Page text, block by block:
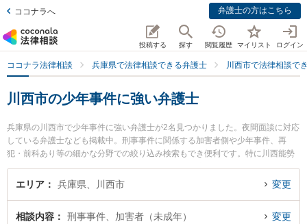
ココナラへ 弁護士の方はこちら
投稿する 探す 閲覧履歴 マイリスト ログイン
ココナラ法律相談 兵庫県で法律相談できる弁護士 川西市で法律相談で
川西市の少年事件に強い弁護士
兵庫県の川西市で少年事件に強い弁護士が2名見つかりました。夜間面談に対応
している弁護士なども掲載中。刑事事件に関係する加害者側や少年事件、再
犯・前科あり等の細かな分野での絞り込み検索もでき便利です。特に川西能勢
法律事務所の三木田 直哉弁護士や弁護士法人村上・新村法律事務所 川西池田オ
フィスの岩田 啓佑弁護士のプロフィール情報や弁護士費用、強みなどが注目さ
検索したい』『初回相談無料で少年事件を法律相談できる川西市内の弁護士に
エリア 兵庫県、川西市 変更
相談内容 刑事事件、加害者（未成年） 変更